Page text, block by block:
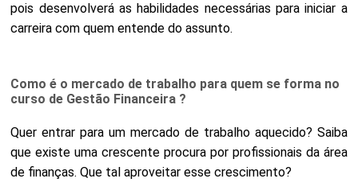
pois desenvolverá as habilidades necessárias para iniciar a
carreira com quem entende do assunto.
Como é o mercado de trabalho para quem se forma no
curso de Gestão Financeira ?
Quer entrar para um mercado de trabalho aquecido? Saiba
que existe uma crescente procura por profissionais da área
de finanças. Que tal aproveitar esse crescimento?